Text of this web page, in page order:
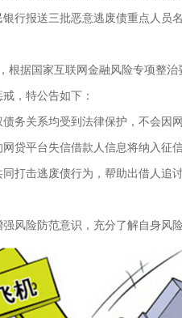
行报送三批恶意逃废债重点人员
据国家互联网金融风险专项整治
，特公告如下：
关系均受到法律保护，不会因
贷平台失信借款人信息将纳入征
击逃废债行为，帮助出借人追
险防范意识，充分了解自身风险